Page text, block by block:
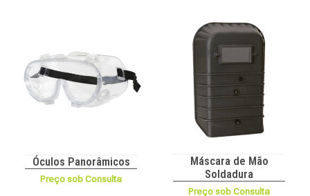
Óculos Panorâmicos
Preço sob Consulta
Máscara de Mão
Soldadura
Preço sob Consulta